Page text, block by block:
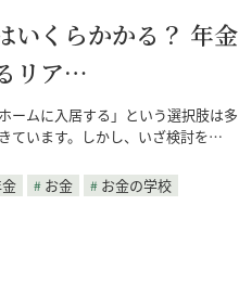
いくらかかる？ 年金
リア…
ームに入居する」という選択肢は多
ています。しかし、いざ検討を…
お金
お金の学校